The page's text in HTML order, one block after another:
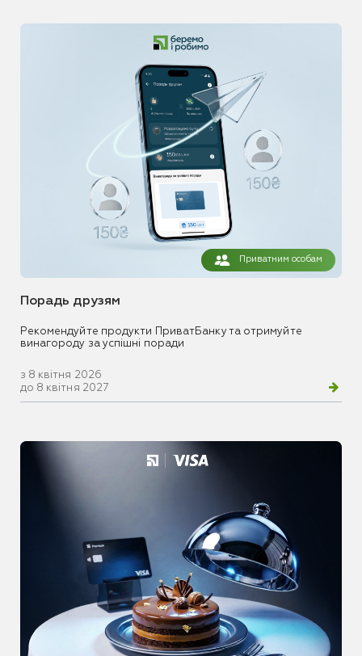
Приватним особам
Порадь друзям
Рекомендуйте продукти ПриватБанку та отримуйте
винагороду за успішні поради
з 8 квітня 2026
до 8 квітня 2027